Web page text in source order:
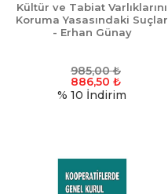
Kültür ve Tabiat Varlıklarını
Koruma Yasasındaki Suçlar
- Erhan Günay
985,00₺
886,50 ₺
% 10 İndirim